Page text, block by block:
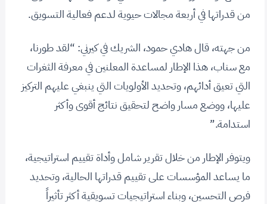
من قدراتها في أربعة مجالات حيوية لدعم فعالية التسويق.
من جهته، قال هادي حمود، الشريك في كيرني: “لقد طورنا،
مع سناب، هذا الإطار لمساعدة المعلنين في معرفة الثغرات
التي تعيق أدائهم، وتحديد الأولويات التي ينبغي عليهم التركيز
عليها، ووضع مسار واضح لتحقيق نتائج أقوى وأكثر
استدامة.”
ويتوفر الإطار من خلال تقرير شامل وأداة تقييم استراتيجية،
ما يساعد المؤسسات على تقييم قدراتها الحالية، وتحديد
فرص التحسين، وبناء استراتيجيات تسويقية أكثر تأثيراً